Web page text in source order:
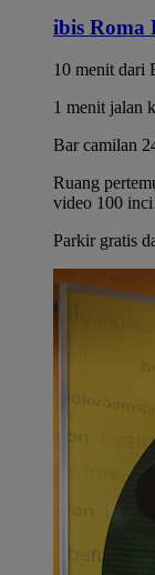
ibis Roma
10 menit dari
1 menit jalan
Bar camilan
Ruang
video 100
Parkir gratis